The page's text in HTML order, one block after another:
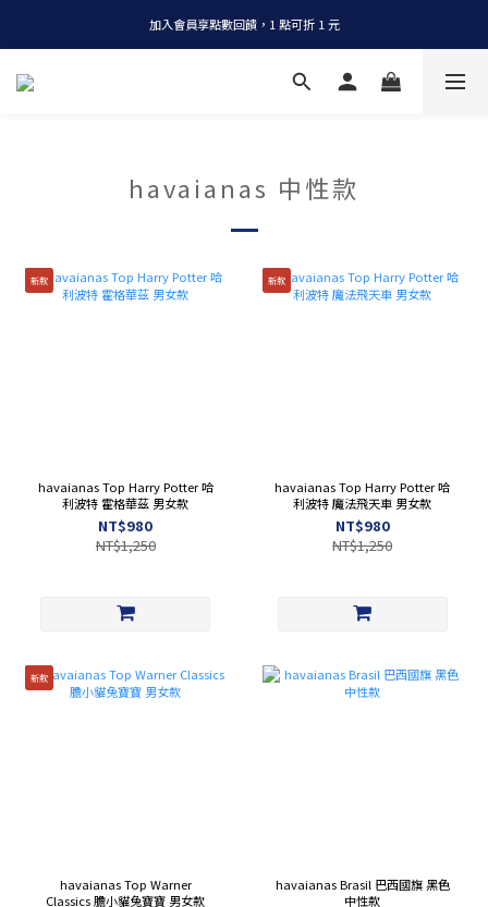
全店消費滿 NT$1200，即享免運
加入會員享點數回饋，1 點可折 1 元
全店消費滿 NT$1200，即享免運
havaianas 中性款
新款
havaianas Top Harry Potter 哈
利波特 霍格華茲 男女款
NT$980
NT$1,250
新款
havaianas Top Harry Potter 哈
利波特 魔法飛天車 男女款
NT$980
NT$1,250
新款
havaianas Top Warner
Classics 膽小貓兔寶寶 男女款
havaianas Brasil 巴西國旗 黑色
中性款